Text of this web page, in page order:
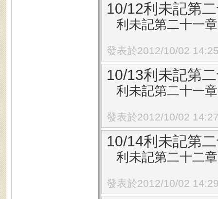
10/12利未記第
利未記第二十一
發表於2012/10/02
10/13利未記第
利未記第二十一
發表於2012/10/02
10/14利未記第
利未記第二十二
發表於2012/10/02